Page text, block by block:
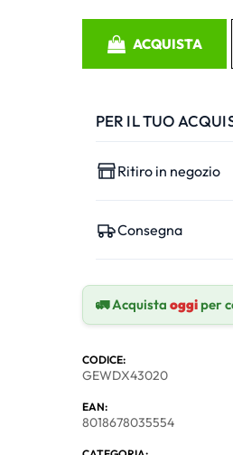
ACQUISTA
PER IL TUO
Ritiro in negozio
Consegna
🚛 Acquista oggiper
CODICE:
GEWDX43020
EAN:
8018678035554